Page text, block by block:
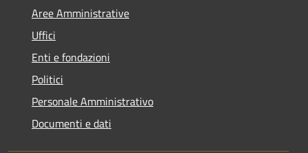
Aree Amministrative
Uffici
Enti e fondazioni
Politici
Personale Amministrativo
Documenti e dati